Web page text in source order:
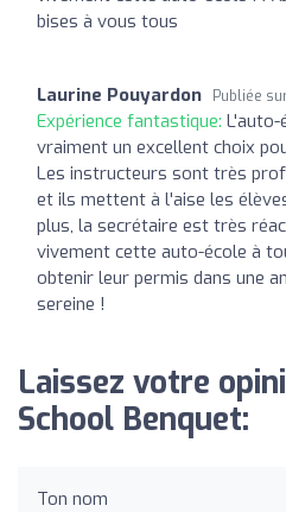
bises à vous tous
Laurine Pouyardon Publiée
Expérience fantastique: L'auto-
vraiment un excellent choix
Les instructeurs sont très
et ils mettent à l'aise les
plus, la secrétaire est très
vivement cette auto-école à
obtenir leur permis dans une
sereine !
Laissez votre
School Benquet:
Ton nom